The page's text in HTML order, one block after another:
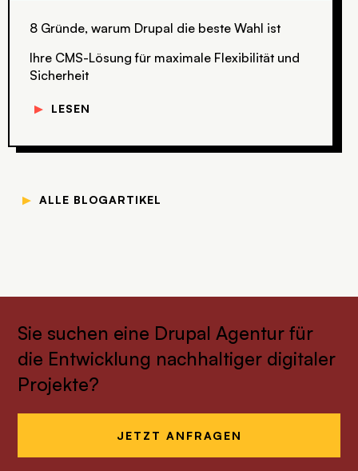
8 Gründe, warum Drupal die beste Wahl ist
Ihre CMS-Lösung für maximale Flexibilität und
Sicherheit
▼ LESEN
▼ ALLE BLOGARTIKEL
Sie suchen eine Drupal Agentur für
die Entwicklung nachhaltiger digitaler
Projekte?
JETZT ANFRAGEN